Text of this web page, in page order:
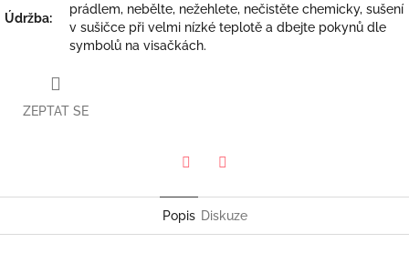
Údržba:
prádlem, nebělte, nežehlete, nečistěte chemicky, sušení
v sušičce při velmi nízké teplotě a dbejte pokynů dle
symbolů na visačkách.
ZEPTAT SE
Popis Diskuze